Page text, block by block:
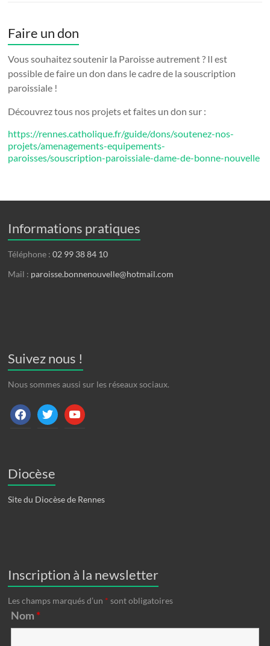
Faire un don
Vous souhaitez soutenir la Paroisse autrement ? Il est
possible de faire un don dans le cadre de la souscription
paroissiale !
Découvrez tous nos projets et faites un don sur :
https://rennes.catholique.fr/guide/dons/soutenez-nos-
projets/amenagements-equipements-
paroisses/souscription-paroissiale-dame-de-bonne-nouvelle
Informations pratiques
Téléphone :02 99 38 84 10
Mail : paroisse.bonnenouvelle@hotmail.com
Suivez nous !
Nous sommes aussi sur les réseaux sociaux.
facebooktwitter youtube
Diocèse
Site du Diocèse de Rennes
Inscription à la newsletter
Les champs marqués d’un * sont obligatoires
Nom *